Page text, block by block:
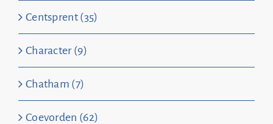
Centsprent (35)
Character (9)
Chatham (7)
Coevorden (62)